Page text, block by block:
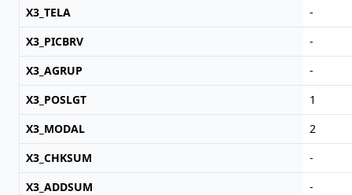
X3_TELA
-
X3_PICBRV
-
X3_AGRUP
-
X3_POSLGT
1
X3_MODAL
2
X3_CHKSUM
-
X3_ADDSUM
-